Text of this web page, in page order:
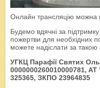
Онлайн трансляцію можна
Будемо вдячні за
пожертви для необхідних
можете надіслати за
УГКЦ Парафії Святих
0000000260010000781,
325365, ЗКПО 23964835